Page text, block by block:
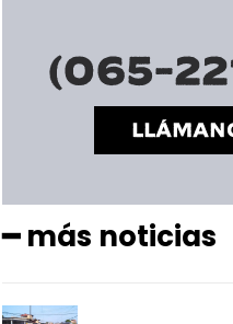
━ más noticias